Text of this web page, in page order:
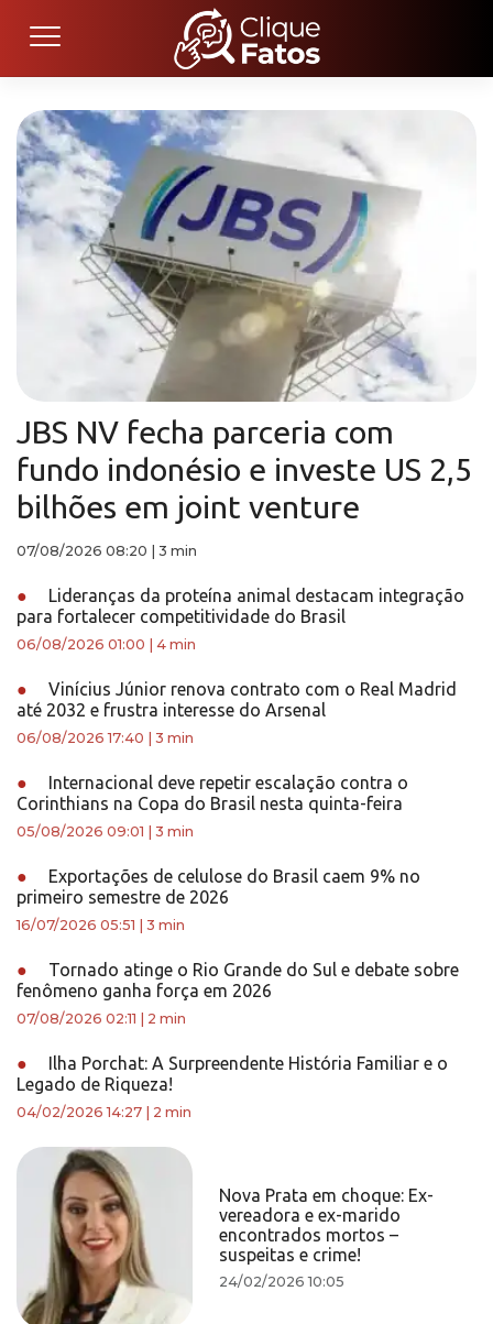
JBS NV fecha parceria com
fundo indonésio e investe US 2,5
bilhões em joint venture
07/08/2026 08:20 3 min
●
Lideranças da proteína animal destacam integração
para fortalecer competitividade do Brasil
06/08/2026 01:00 4 min
●
Vinícius Júnior renova contrato com o Real Madrid
até 2032 e frustra interesse do Arsenal
06/08/2026 17:40 3 min
●
Internacional deve repetir escalação contra o
Corinthians na Copa do Brasil nesta quinta-feira
05/08/2026 09:01 3 min
●
Exportações de celulose do Brasil caem 9% no
primeiro semestre de 2026
16/07/2026 05:51 3 min
●
Tornado atinge o Rio Grande do Sul e debate sobre
fenômeno ganha força em 2026
07/08/2026 02:11 2 min
●
Ilha Porchat: A Surpreendente História Familiar e o
Legado de Riqueza!
04/02/2026 14:27 2 min
Nova Prata em choque: Ex-
vereadora e ex-marido
encontrados mortos –
suspeitas e crime!
24/02/2026 10:05